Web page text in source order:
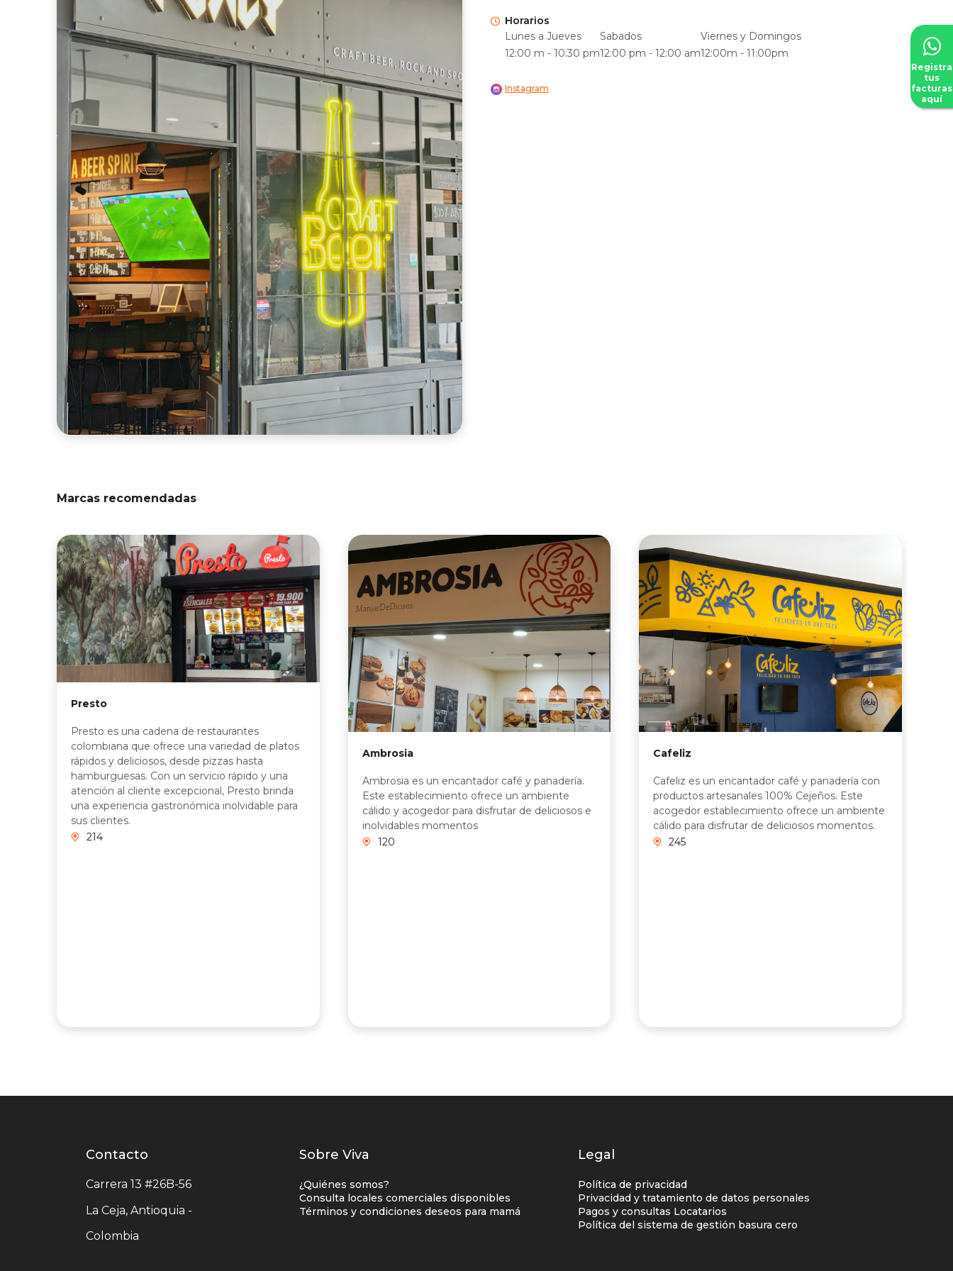
Horarios
Lunes a Jueves
12:00 m - 10:30 pm
Sabados
12:00 pm - 12:00 am
Viernes y Domingos
12:00m - 11:00pm
Instagram
Marcas recomendadas
Presto
Presto es una cadena de restaurantes
colombiana que ofrece una variedad de platos
rápidos y deliciosos, desde pizzas hasta
hamburguesas. Con un servicio rápido y una
atención al cliente excepcional, Presto brinda
una experiencia gastronómica inolvidable para
sus clientes.
214
Ambrosia
Ambrosia es un encantador café y panadería.
Este establecimiento ofrece un ambiente
cálido y acogedor para disfrutar de deliciosos e
inolvidables momentos
120
Cafeliz
Cafeliz es un encantador café y panadería con
productos artesanales 100% Cejeños. Este
acogedor establecimiento ofrece un ambiente
cálido para disfrutar de deliciosos momentos.
245
Contacto
centro
Contacto
Carrera 13 #26B-56
La Ceja, Antioquia -
Colombia
Listados
enlaces
centro
comercial
Sobre Viva
¿Quiénes somos?
Consulta locales comerciales disponibles
Términos y condiciones deseos para mamá
Legal
Política de privacidad
Privacidad y tratamiento de datos personales
Pagos y consultas Locatarios
Política del sistema de gestión basura cero
Registra
tus
facturas
aquí